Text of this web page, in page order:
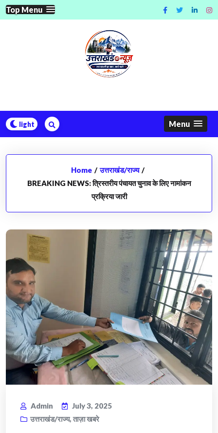
Skip
to
Top Menu
Menu
Home / उत्तराखंड/राज्य /
BREAKING NEWS: त्रिस्तरीय पंचायत चुनाव के लिए नामांकन
प्रक्रिया जारी
Admin
July 3, 2025
उत्तराखंड/राज्य, ताज़ा खबरे